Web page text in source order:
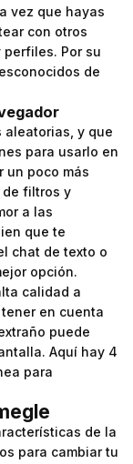
vez que hayas
con otros
Por su
de
aleatorias, y que
para usarlo en
un poco más
filtros y
a las
que te
chat de texto o
opción.
calidad a
en cuenta
puede
Aquí hay 4
para
de la
para cambiar tu